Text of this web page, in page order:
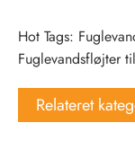
Hot Tags:
Fuglevandsfløjter
Relateret